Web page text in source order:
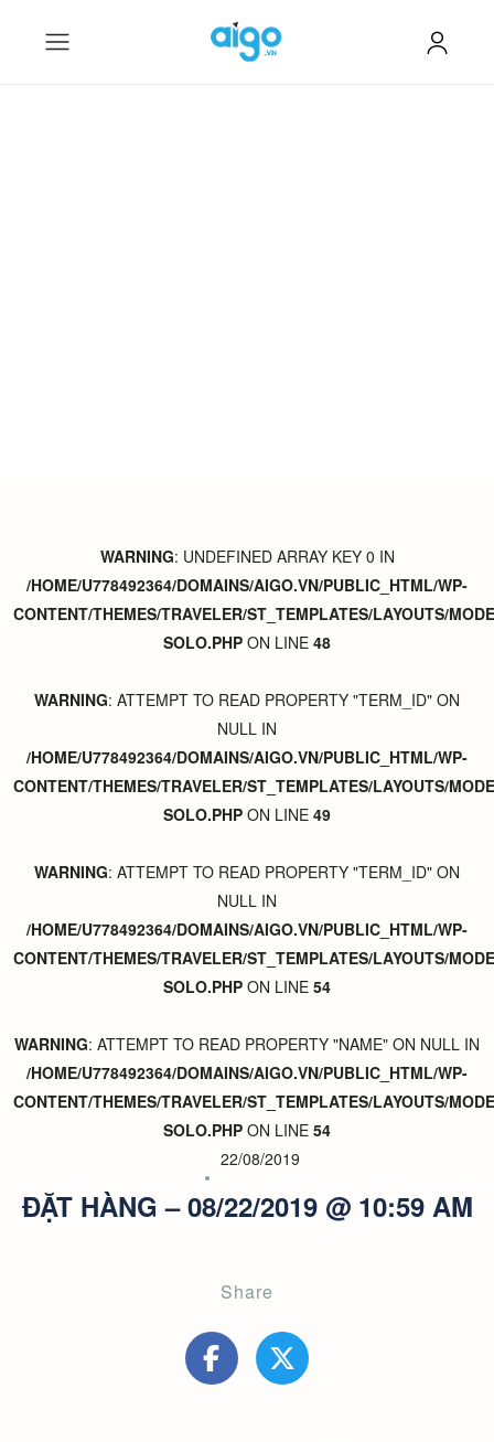
WARNING: UNDEFINED ARRAY KEY 0 IN
/HOME/U778492364/DOMAINS/AIGO.VN/PUBLIC_HTML/WP-
CONTENT/THEMES/TRAVELER/ST_TEMPLATES/LAYOUTS/
SOLO.PHP ON LINE 48
WARNING: ATTEMPT TO READ PROPERTY "TERM_ID" ON
NULL IN
/HOME/U778492364/DOMAINS/AIGO.VN/PUBLIC_HTML/WP-
CONTENT/THEMES/TRAVELER/ST_TEMPLATES/LAYOUTS/
SOLO.PHP ON LINE 49
WARNING: ATTEMPT TO READ PROPERTY "TERM_ID" ON
NULL IN
/HOME/U778492364/DOMAINS/AIGO.VN/PUBLIC_HTML/WP-
CONTENT/THEMES/TRAVELER/ST_TEMPLATES/LAYOUTS/
SOLO.PHP ON LINE 54
WARNING: ATTEMPT TO READ PROPERTY "NAME" ON NULL IN
/HOME/U778492364/DOMAINS/AIGO.VN/PUBLIC_HTML/WP-
CONTENT/THEMES/TRAVELER/ST_TEMPLATES/LAYOUTS/
SOLO.PHP ON LINE 54
22/08/2019
ĐẶT HÀNG – 08/22/2019 @ 10:59 AM
Share